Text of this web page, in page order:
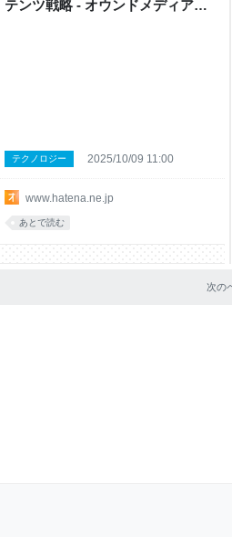
テンツ戦略 - オウンドメディア戦
www.hatena.ne.jp
テクノロジー 2025/10/09 11:00
あとで読む
次の